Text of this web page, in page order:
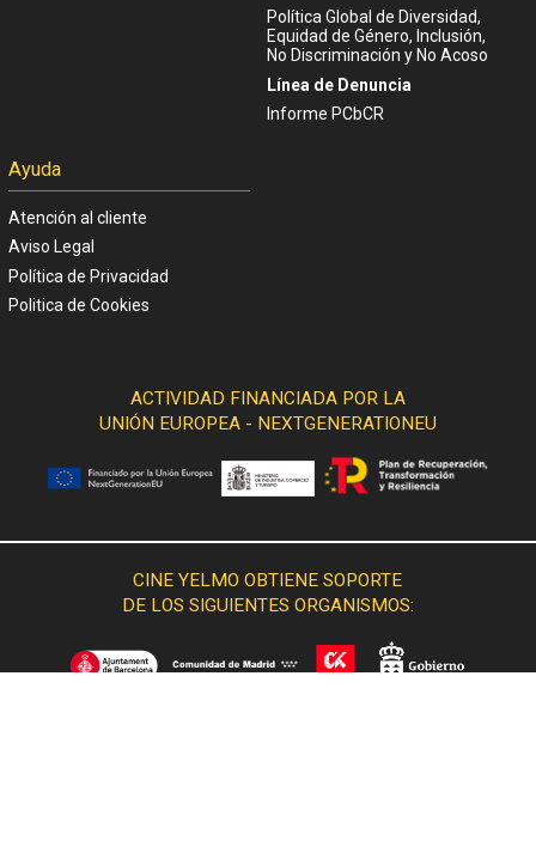
Política Global de Diversidad,
Equidad de Género, Inclusión,
No Discriminación y No Acoso
Línea de Denuncia
Informe PCbCR
Ayuda
Atención al cliente
Aviso Legal
Política de Privacidad
Politica de Cookies
ACTIVIDAD FINANCIADA POR LA
UNIÓN EUROPEA - NEXTGENERATIONEU
CINE YELMO OBTIENE SOPORTE
DE LOS SIGUIENTES ORGANISMOS: